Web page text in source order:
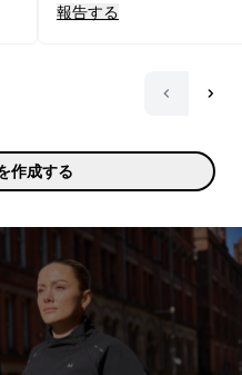
りかけたら再度注文しよ
報告する
作成する